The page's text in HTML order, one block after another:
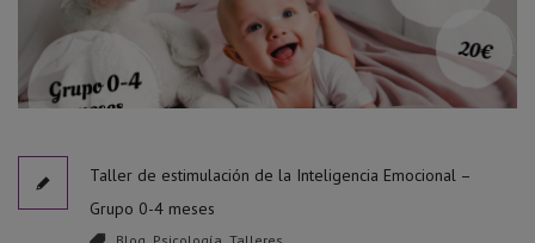
Taller de estimulación de la Inteligencia Emocional –
Grupo 0-4 meses